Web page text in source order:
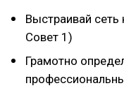
Выстраивай
Совет 1)
Грамотно